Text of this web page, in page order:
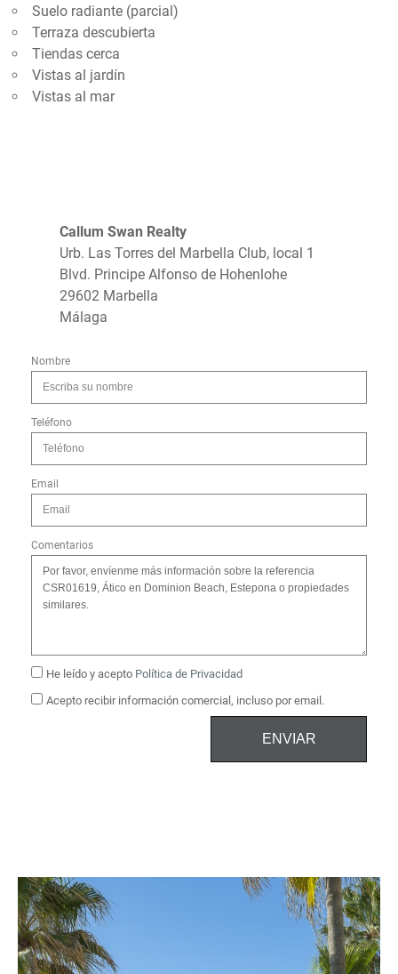
Suelo radiante (parcial)
Terraza descubierta
Tiendas cerca
Vistas al jardín
Vistas al mar
Callum Swan Realty
Urb. Las Torres del Marbella Club, local 1
Blvd. Principe Alfonso de Hohenlohe
29602 Marbella
Málaga
Nombre
Teléfono
Email
Comentarios
He leído y acepto Política de Privacidad
Acepto recibir información comercial, incluso por email.
ENVIAR